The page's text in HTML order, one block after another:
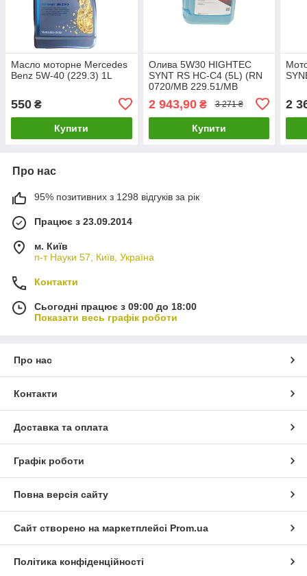
Масло моторне Mercedes
Benz 5W-40 (229.3) 1L
550 ₴
Купити
Олива 5W30 HIGHTEC
SYNT RS HC-C4 (5L) (RN
0720/MB 229.51/MB
ROWE 20121-0050-99
UA61
2 943,90₴ 3 271 ₴
Купити
2
Про нас
95% позитивних з 1298 відгуків за рік
Працює з 23.09.2014
м. Київ
п-т Науки 57, Київ, Україна
Контакти
Сьогодні працює з 09:00 до 18:00
Показати весь графік роботи
Про нас
Контакти
Доставка та оплата
Графік роботи
Повна версія сайту
Сайт створено на маркетплейсі Prom.ua
Політика конфіденційності